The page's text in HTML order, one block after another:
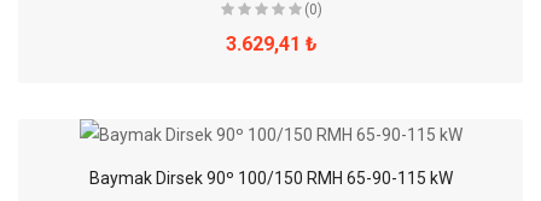
(0)
3.629,41 ₺
Baymak Dirsek 90º 100/150 RMH 65-90-115 kW